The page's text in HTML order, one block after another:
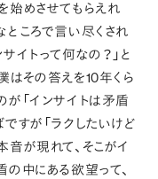
始めさせてもらえれ
ところで言い尽くされ
イトって何なの？」と
はその答えを10年くら
が「インサイトは矛盾
すが「ラクしたいけど
音が現れて、そこがイ
の中にある欲望って、